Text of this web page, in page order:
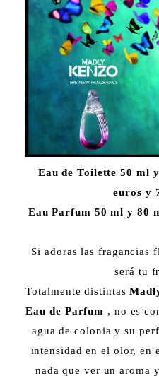
Eau de Toilette 50 ml
euros y
Eau Parfum 50 ml y 80
Si adoras las fragancias
será tu
Totalmente distintas
Eau de Parfum , no es
agua de colonia y su
intensidad en el olor, en
nada que ver un aroma